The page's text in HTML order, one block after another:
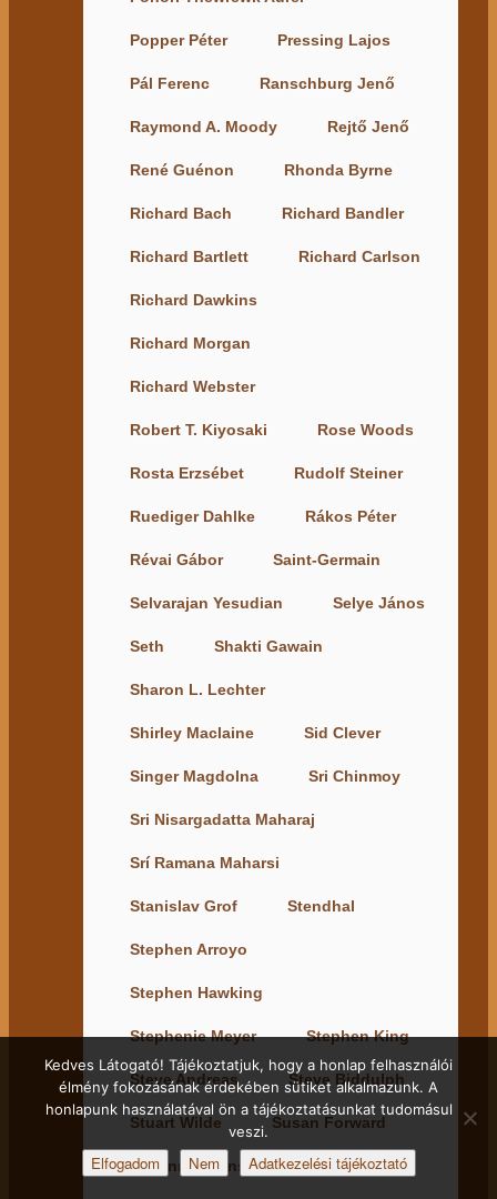
Popper Péter Pressing Lajos
Pál Ferenc Ranschburg Jenő
Raymond A. Moody Rejtő Jenő
René Guénon Rhonda Byrne
Richard Bach Richard Bandler
Richard Bartlett Richard Carlson
Richard Dawkins
Richard Morgan
Richard Webster
Robert T. Kiyosaki Rose Woods
Rosta Erzsébet Rudolf Steiner
Ruediger Dahlke Rákos Péter
Révai Gábor Saint-Germain
Selvarajan Yesudian Selye János
Seth Shakti Gawain
Sharon L. Lechter
Shirley Maclaine Sid Clever
Singer Magdolna Sri Chinmoy
Sri Nisargadatta Maharaj
Srí Ramana Maharsi
Stanislav Grof Stendhal
Stephen Arroyo
Stephen Hawking
Stephenie Meyer Stephen King
Steve Andreas Steve Biddulph
Stuart Wilde Susan Forward
Susanne Bruns
Kedves Látogató! Tájékoztatjuk, hogy a honlap felhasználói
élmény fokozásának érdekében sütiket alkalmazunk. A
honlapunk használatával ön a tájékoztatásunkat tudomásul
veszi.
Elfogadom Nem Adatkezelési tájékoztató